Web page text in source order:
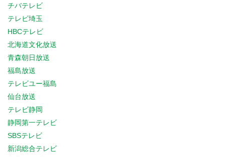
チバテレビ
テレビ埼玉
HBCテレビ
北海道文化放送
青森朝日放送
福島放送
テレビユー福島
仙台放送
テレビ静岡
静岡第一テレビ
SBSテレビ
新潟総合テレビ